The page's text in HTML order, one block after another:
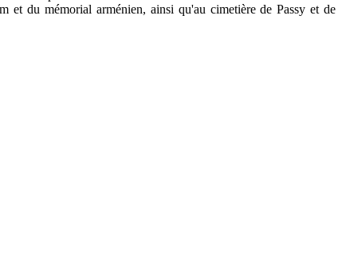
et du mémorial arménien, ainsi qu'au cimetière de Passy et de